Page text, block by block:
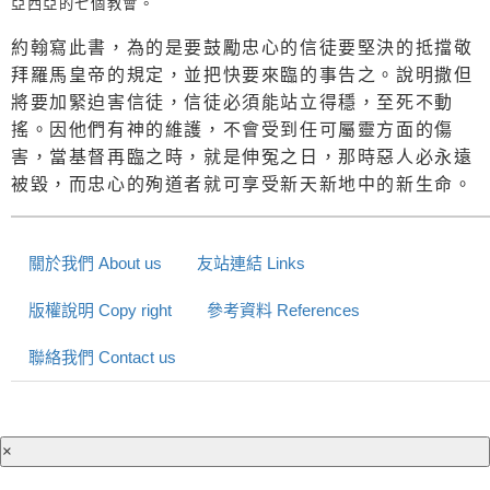
亞西亞的七個教會 。
約翰寫此書，為的是要鼓勵忠心的信徒要堅決的抵擋敬
拜羅馬皇帝的規定，並把快要來臨的事告之。說明撒但
將要加緊迫害信徒，信徒必須能站立得穩，至死不動
搖。因他們有神的維護，不會受到任可屬靈方面的傷
害，當基督再臨之時，就是伸冤之日，那時惡人必永遠
被毀，而忠心的殉道者就可享受新天新地中的新生命。
關於我們 About us 友站連結 Links
版權說明 Copy right 參考資料 References
聯絡我們 Contact us
×